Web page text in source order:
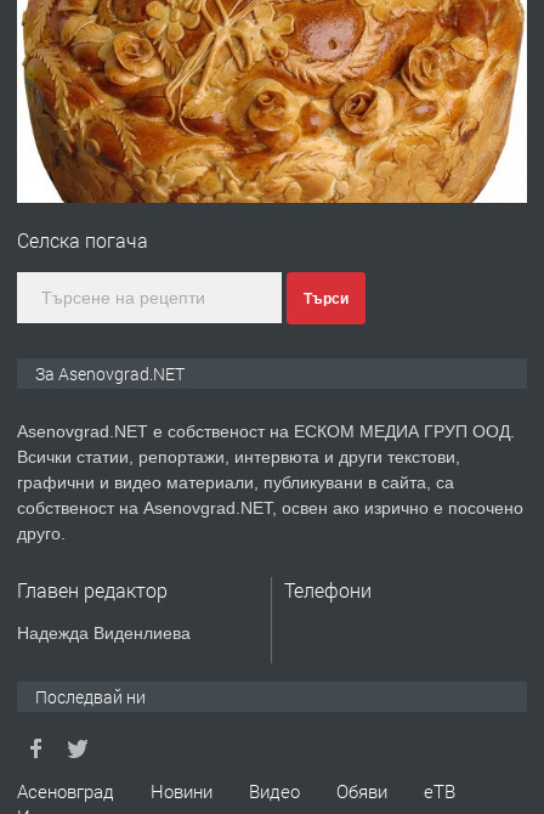
ПРЕДЛАГА
Професионална броячна машина -
със сертификат от ЕЦБ
преди 1 година
ПРЕДЛАГА
Професионална зеленчукорезачка
преди 2 години
ПРЕДЛАГА
Давам индивидуалани уроци по
преди 2 години
Селска погача
Търси
За Asenovgrad.NET
Asenovgrad.NET е собственост на ЕСКОМ МЕДИА ГРУП ООД.
Всички статии, репортажи, интервюта и други текстови,
графични и видео материали, публикувани в сайта, са
собственост на Asenovgrad.NET, освен ако изрично е посочено
друго.
Главен редактор
Надежда Виденлиева
Телефони
Последвай ни
Асеновград Новини Видео Обяви
еТВ